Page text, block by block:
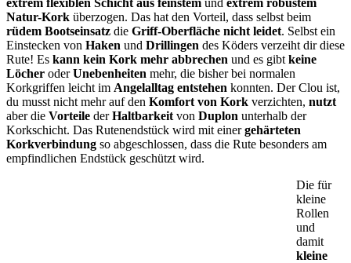
Natur-Kork überzogen. Das hat den Vorteil, dass selbst beim
rüdem Bootseinsatz die Griff-Oberfläche nicht leidet. Selbst ein
Einstecken von Haken und Drillingen des Köders verzeiht dir diese
Rute! Es kann kein Kork mehr abbrechen und es gibt keine
Löcher oderUnebenheiten mehr, die bisher bei normalen
Korkgriffen leicht im Angelalltag entstehen konnten. Der Clou ist,
du musst nicht mehr auf den Komfort von Kork verzichten, nutzt
aber die Vorteile derHaltbarkeit von Duplon unterhalb der
Korkschicht. Das Rutenendstück wird mit einergehärteten
Korkverbindung so abgeschlossen, dass die Rute besonders am
empfindlichen Endstück geschützt wird.
Die für
kleine
Rollen
und
damit
kleine